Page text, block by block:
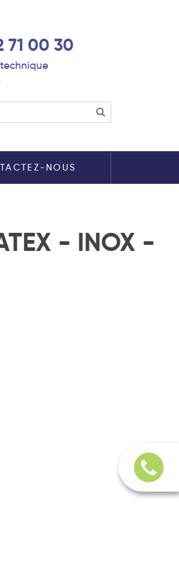
71 00 30
NOUS
- INOX -